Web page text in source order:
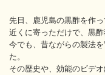
先日、鹿児島の黒酢を作
近くに寄っただけで、黒酢
今でも、昔ながらの製法
た。
その歴史や、効能のビデ